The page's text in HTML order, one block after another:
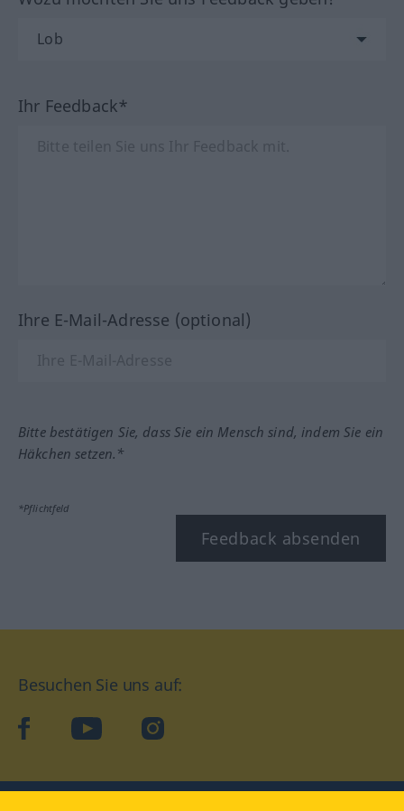
Ihr Feedback*
Ihre E-Mail-Adresse (optional)
Bitte bestätigen Sie, dass Sie ein Mensch sind, indem Sie ein
Häkchen setzen.*
*Pflichtfeld
Feedback absenden
Besuchen Sie uns auf:
facebookYouTube Instagram